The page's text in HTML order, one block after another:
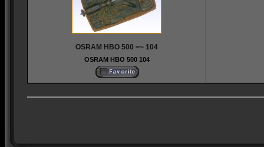
OSRAM HBO 500 =~ 104
OSRAM HBO 500 104